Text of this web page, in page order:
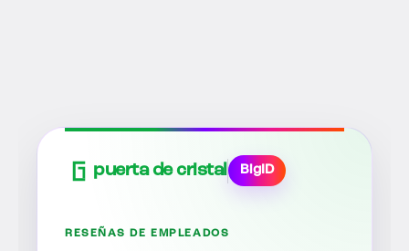
puerta de cristal BigID
RESEÑAS DE EMPLEADOS